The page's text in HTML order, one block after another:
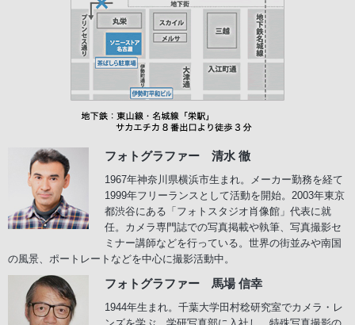
フォトグラファー 清水 徹
1967年神奈川県横浜市生まれ。メーカー勤務を経て
1999年フリーランスとして活動を開始。2003年東京
都渋谷にある「フォトスタジオ肖像館」代表に就
任。カメラ専門誌での写真掲載や執筆、写真撮影セ
ミナー講師などを行っている。世界の街並みや南国
の風景、ポートレートなどを中心に撮影活動中。
フォトグラファー 馬場 信幸
1944年生まれ。千葉大学田村稔研究室でカメラ・レ